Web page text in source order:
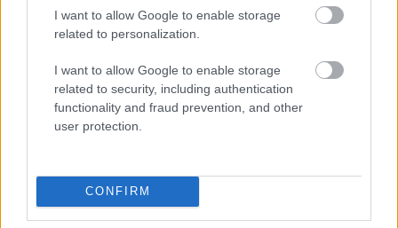
I want to allow Google to enable storage
related to personalization.
I want to allow Google to enable storage
related to security, including authentication
functionality and fraud prevention, and other
user protection.
CONFIRM